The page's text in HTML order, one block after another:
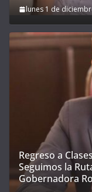
lunes 1 de
Regreso a
Seguimos la
Gobernadora